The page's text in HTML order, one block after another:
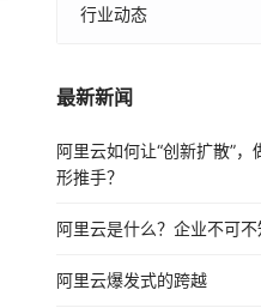
行业动态
最新新闻
阿里云如何让“创新扩散”
形推手？
阿里云是什么？企业不可不
阿里云爆发式的跨越